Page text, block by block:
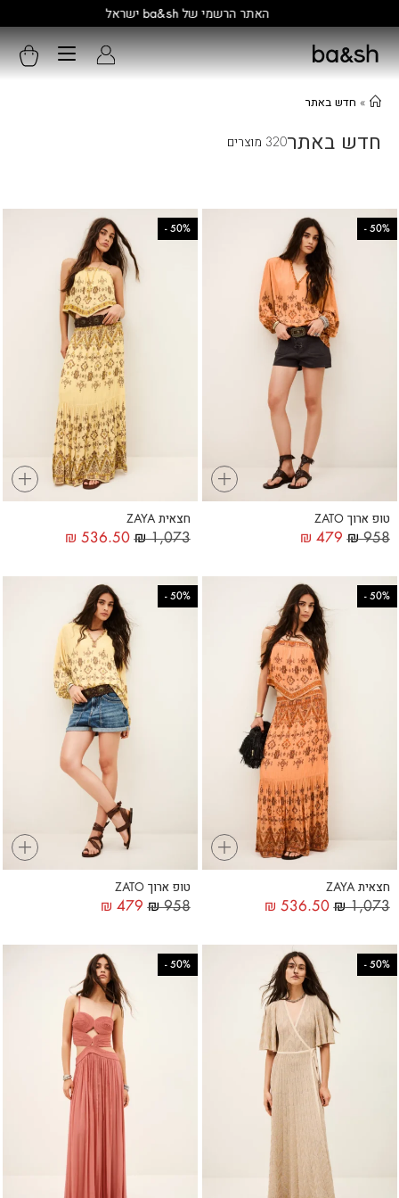
האתר הרשמי של ba&sh ישראל
» חדש באתר
חדש באתר320 מוצרים
+
50%
-
טופ ארוך ZATO
₪958
₪ 479
+
50%
-
חצאית ZAYA
₪1,073
₪ 536.50
+
50%
-
חצאית ZAYA
₪1,073
₪ 536.50
+
50%
-
טופ ארוך ZATO
₪958
₪ 479
50%
-
50%
-